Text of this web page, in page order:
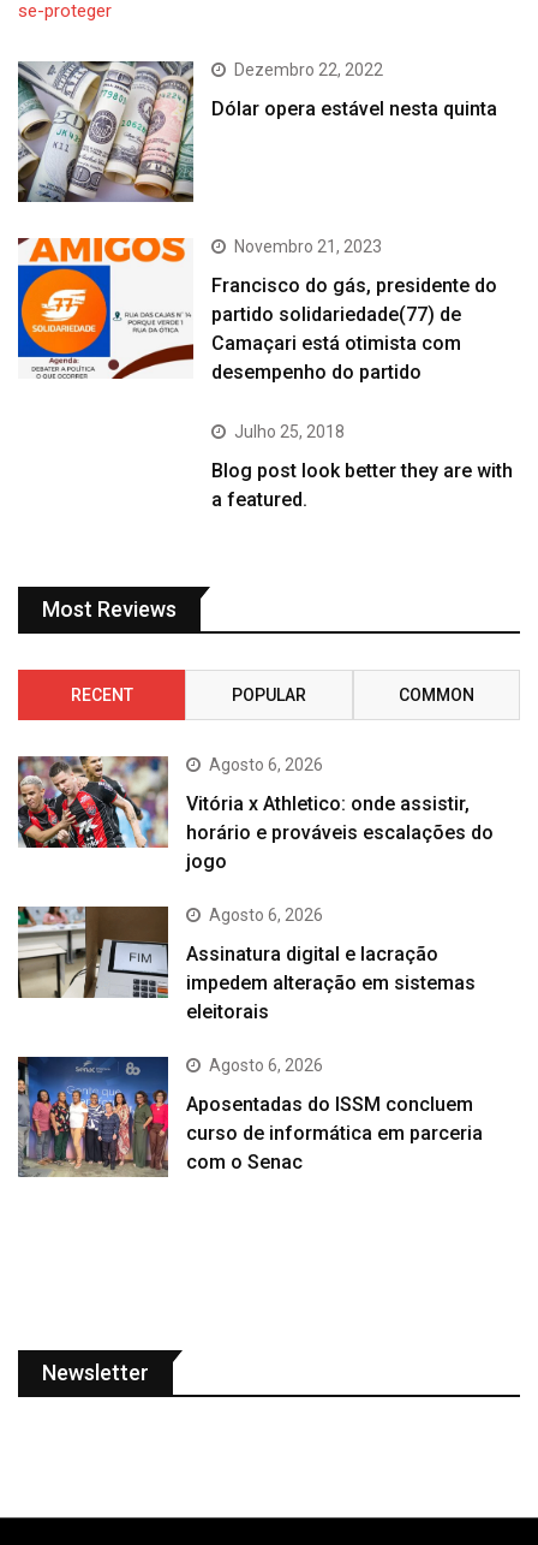
Dezembro 22, 2022
Dólar opera estável nesta quinta
Novembro 21, 2023
Francisco do gás, presidente do
partido solidariedade(77) de
Camaçari está otimista com
desempenho do partido
Julho 25, 2018
Blog post look better they are with
a featured.
Most Reviews
RECENT POPULAR COMMON
Agosto 6, 2026
Vitória x Athletico: onde assistir,
horário e prováveis escalações do
jogo
Agosto 6, 2026
Assinatura digital e lacração
impedem alteração em sistemas
eleitorais
Agosto 6, 2026
Aposentadas do ISSM concluem
curso de informática em parceria
com o Senac
Newsletter